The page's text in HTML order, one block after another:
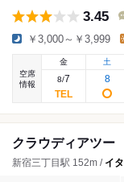
3.45
￥3,000～￥3,999
空席
情報
金
8/7
土
8
クラウディアツー
新宿三丁目駅 152m / イ